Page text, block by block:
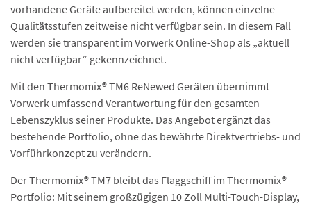
vorhandene Geräte aufbereitet werden, können einzelne
Qualitätsstufen zeitweise nicht verfügbar sein. In diesem Fall
werden sie transparent im Vorwerk Online-Shop als „aktuell
nicht verfügbar“ gekennzeichnet.
Mit den Thermomix® TM6 ReNewed Geräten übernimmt
Vorwerk umfassend Verantwortung für den gesamten
Lebenszyklus seiner Produkte. Das Angebot ergänzt das
bestehende Portfolio, ohne das bewährte Direktvertriebs- und
Vorführkonzept zu verändern.
Der Thermomix® TM7 bleibt das Flaggschiff im Thermomix®
Portfolio: Mit seinem großzügigen 10 Zoll Multi-Touch-Display,